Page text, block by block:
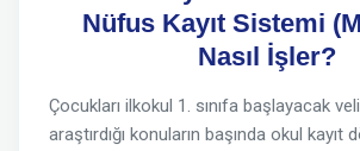
Nüfus Kayıt Sistemi
Nasıl İşler?
Çocukları ilkokul 1. sınıfa başlayacak
araştırdığı konuların başında okul kayıt